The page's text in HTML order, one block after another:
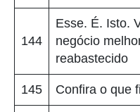
144
Esse. É. Isto.
negócio
reabastecido
145 Confira o que